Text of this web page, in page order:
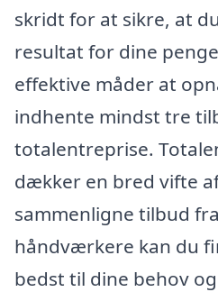
skridt for at sikre, at
resultat for dine
effektive måder at
indhente mindst tre
totalentreprise.
dækker en bred vifte
sammenligne tilbud
håndværkere kan du
bedst til dine behov